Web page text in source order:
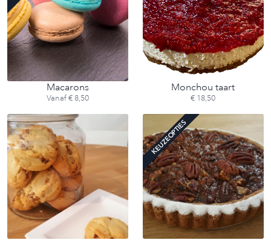
Macarons
Vanaf € 8,50
Monchou taart
€ 18,50
KEUZEOPTIES